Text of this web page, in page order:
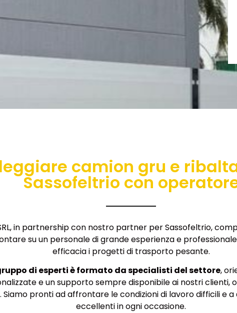
camion gru e
Sassofeltrio con
in partnership con nostro partner per Sassofeltrio,
su un personale di grande esperienza e
efficacia i progetti di trasporto pesante.
di esperti è formato da specialisti del settore,
e un supporto sempre disponibile ai nostri clienti,
Siamo pronti ad affrontare le condizioni di lavoro difficili e
eccellenti in ogni occasione.